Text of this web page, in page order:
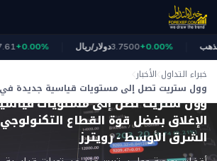
+0.00% دولار/ريال3.7500+0.00% الذهب
خبراء التداول الأخبار
وول ستريت تصل إلى مستويات قياسية جديدة في
قوة القطاع التكنولوجي وآمال اتفاقية الشرق
ForexEF
وول ستريت تصل إلى مستويات
الإغلاق بفضل قوة القطاع
الشرق الأوسط - رويترز